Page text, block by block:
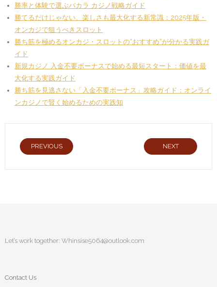
勝率と体験で選ぶバカラ カジノ戦略ガイド
勝てるだけじゃない、楽しさも最大化する新常識：2025年版・
オンカジで狙うべきスロット
勝ち筋を極めるオンカジ・スロットの“おすすめ”が分かる実践ガ
イド
新規カジノ 入金不要ボーナスで始める最短スタート：価値を最
大化する実践ガイド
勝ち筋を見逃さない「入金不要ボーナス」攻略ガイド：オンライ
ンカジノで賢く始めるための実践知
PREVIOUS NEXT
Let’s work together: Whinsise5064@outlook.com
Contact Us